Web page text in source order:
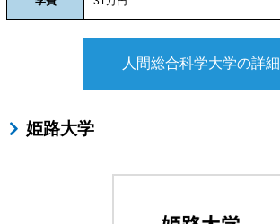
人間総合科学大学の詳細
姫路大学